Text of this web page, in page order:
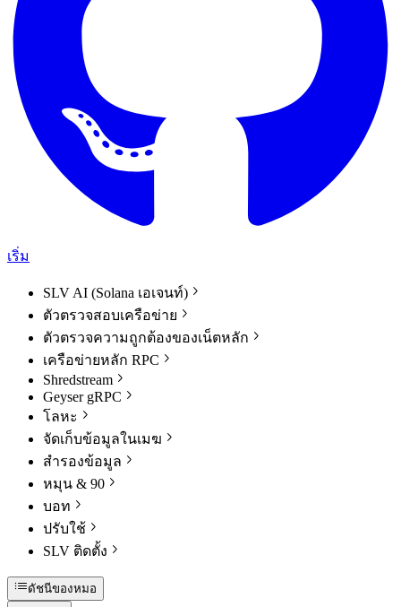
เริ่ม
SLV AI (Solana เอเจนท์)
ตัวตรวจสอบเครือข่าย
ตัวตรวจความถูกต้องของเน็ตหลัก
เครือข่ายหลัก RPC
Shredstream
Geyser gRPC
โลหะ
จัดเก็บข้อมูลในเมฆ
สํารองข้อมูล
หมุน & 90
บอท
ปรับใช้
SLV ติดตั้ง
ดัชนีของหมอ